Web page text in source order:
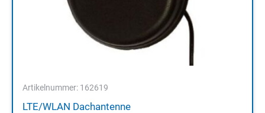
Artikelnummer: 162619
LTE/WLAN Dachantenne